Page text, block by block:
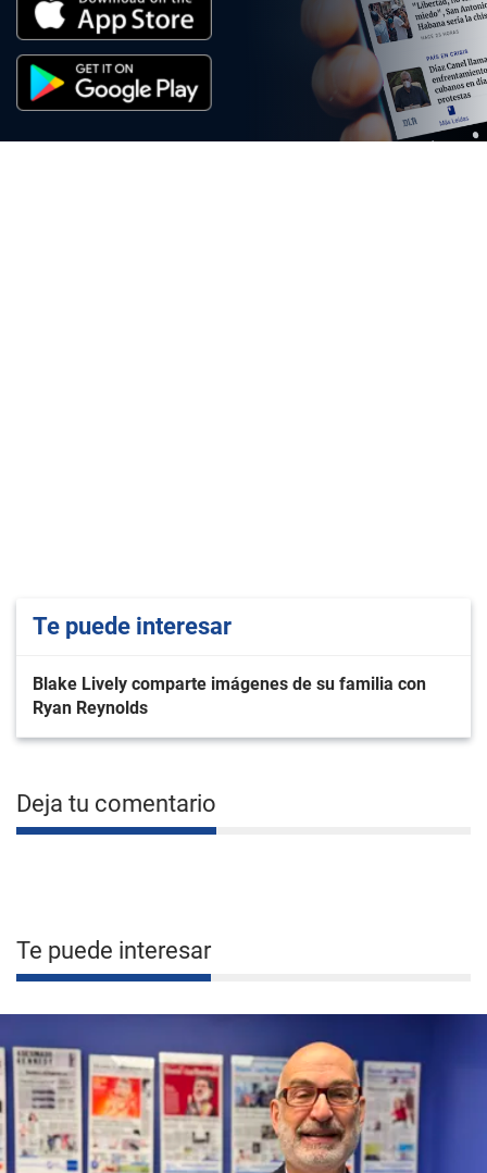
Te puede interesar
Blake Lively comparte imágenes de su familia con
Ryan Reynolds
Deja tu comentario
Te puede interesar